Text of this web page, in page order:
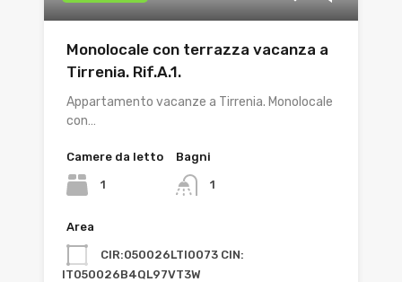
Monolocale con terrazza vacanza a
Tirrenia. Rif.A.1.
Appartamento vacanze a Tirrenia. Monolocale
con…
Camere da letto
1
Bagni
1
Area
CIR:050026LTI0073 CIN:
IT050026B4QL97VT3W